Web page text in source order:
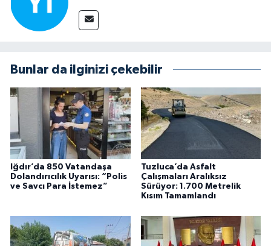
Bunlar da ilginizi çekebilir
Iğdır’da 850 Vatandaşa
Dolandırıcılık Uyarısı: “Polis
ve Savcı Para İstemez”
Tuzluca’da Asfalt
Çalışmaları Aralıksız
Sürüyor: 1.700 Metrelik
Kısım Tamamlandı